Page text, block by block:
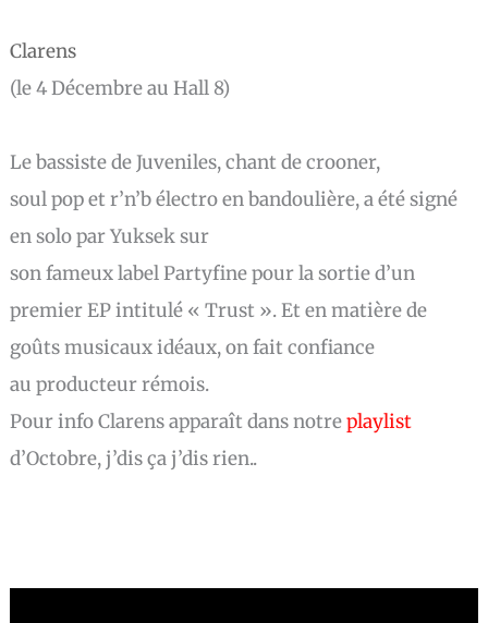
Clarens
(le 4 Décembre au Hall 8)
Le bassiste de Juveniles, chant de crooner,
soul pop et r’n’b électro en bandoulière, a été signé
en solo par Yuksek sur
son fameux label Partyfine pour la sortie d’un
premier EP intitulé « Trust ». Et en matière de
goûts musicaux idéaux, on fait confiance
au producteur rémois.
Pour info Clarensapparaît dans notreplaylist
d’Octobre, j’dis ça j’dis rien..